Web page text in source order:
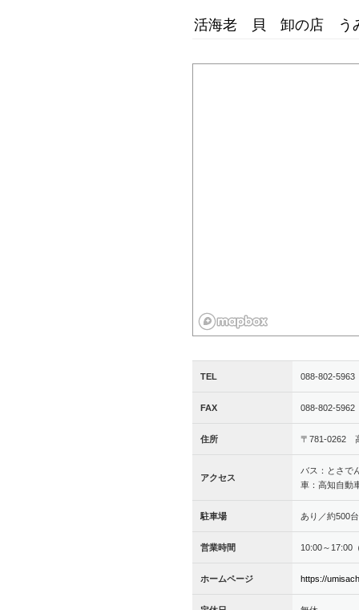
活海老 貝 卸の店 う
TEL 088-802-5963
FAX 088-802-5962
住所 〒781-0262
アクセス
バス：とさで
車：高知自動
駐車場 あり／約500
営業時間 10:00～17:00
ホームページ https://